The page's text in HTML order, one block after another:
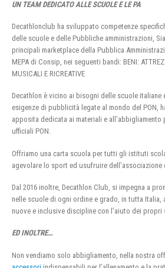
UN TEAM DEDICATO ALLE SCUOLE E LE PA
Decathlonclub ha sviluppato competenze
delle scuole e delle Pubbliche amministrazioni,
principali marketplace della Pubblica
MEPA di Consip, nei seguenti bandi: BENI:
MUSICALI E RICREATIVE
Decathlon è vicino ai bisogni delle scuole italiane
esigenze di pubblicità legate al mondo del PON,
apposita dedicata ai materiali e
ufficiali PON.
Offriamo una carta scuola per tutti gli istituti
agevolare lo sport ed usufruire dell’associazione
Dal 2016 inoltre, Decathlon Club, si impegna a
nelle scuole di ogni ordine e grado, in tutta Italia,
nuove e inclusive discipline con l’aiuto dei propri
ED INOLTRE…
Non vendiamo solo abbigliamento, nella nostra